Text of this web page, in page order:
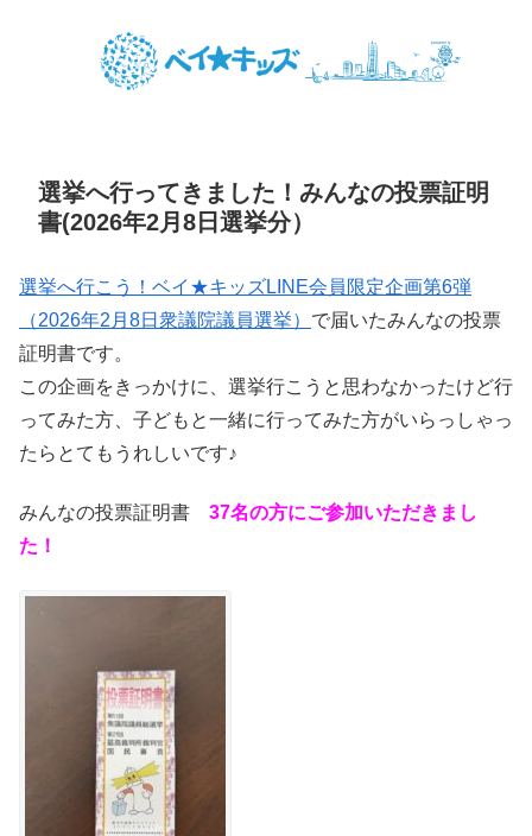
選挙へ行ってきました！みんなの投票証明
書(2026年2月8日選挙分）
選挙へ行こう！ベイ★キッズLINE会員限定企画第6弾
（2026年2月8日衆議院議員選挙） で届いたみんなの投票
証明書です。
この企画をきっかけに、選挙行こうと思わなかったけど行
ってみた方、子どもと一緒に行ってみた方がいらっしゃっ
たらとてもうれしいです♪
みんなの投票証明書 37名の方にご参加いただきまし
た！